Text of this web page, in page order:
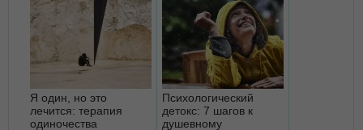
Я один, но это
лечится: терапия
одиночества
Психологический
детокс: 7 шагов к
душевному